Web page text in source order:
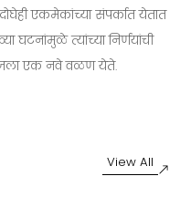
एकमेकांच्या संपर्कात येतात
घटनांमुळे त्यांच्या निर्णयांची
एक नवे वळण येते.
View All